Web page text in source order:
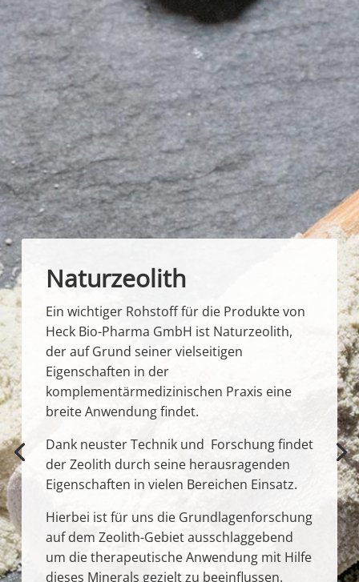
Naturzeolith
Ein wichtiger Rohstoff für die Produkte von
Heck Bio-Pharma GmbH ist Naturzeolith,
der auf Grund seiner vielseitigen
Eigenschaften in der
komplementärmedizinischen Praxis eine
breite Anwendung findet.
Dank neuster Technik und Forschung findet
der Zeolith durch seine herausragenden
Eigenschaften in vielen Bereichen Einsatz.
Hierbei ist für uns die Grundlagenforschung
auf dem Zeolith-Gebiet ausschlaggebend
um die therapeutische Anwendung mit Hilfe
dieses Minerals gezielt zu beeinflussen.